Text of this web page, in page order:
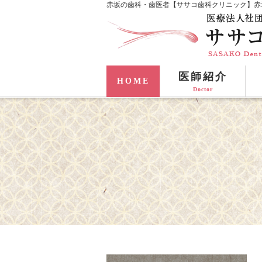
赤坂の歯科・歯医者【ササコ歯科クリニック】
HOME 医師紹介
Doctor